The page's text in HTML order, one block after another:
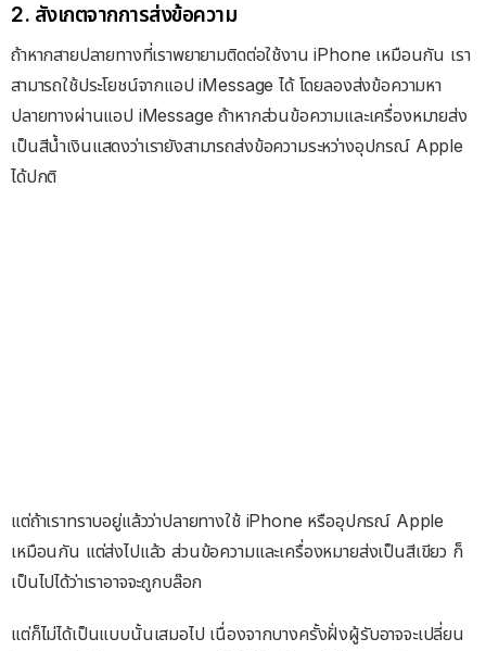
2. สังเกตจากการส่งข้อความ
ถ้าหากสายปลายทางที่เราพยายามติดต่อใช้งาน iPhone เหมือนกัน เรา
สามารถใช้ประโยชน์จากแอป iMessage ได้ โดยลองส่งข้อความหา
ปลายทางผ่านแอป iMessage ถ้าหากส่วนข้อความและเครื่องหมายส่ง
เป็นสีน้ำเงินแสดงว่าเรายังสามารถส่งข้อความระหว่างอุปกรณ์ Apple
ได้ปกติ
แต่ถ้าเราทราบอยู่แล้วว่าปลายทางใช้ iPhone หรืออุปกรณ์ Apple
เหมือนกัน แต่ส่งไปแล้ว ส่วนข้อความและเครื่องหมายส่งเป็นสีเขียว ก็
เป็นไปได้ว่าเราอาจจะถูกบล๊อก
แต่ก็ไม่ได้เป็นแบบนั้นเสมอไป เนื่องจากบางครั้งฝั่งผู้รับอาจจะเปลี่ยน